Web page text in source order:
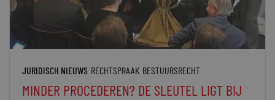
JURIDISCH NIEUWS RECHTSPRAAK BESTUURSRECHT
MINDER PROCEDEREN? DE SLEUTEL LIGT BIJ